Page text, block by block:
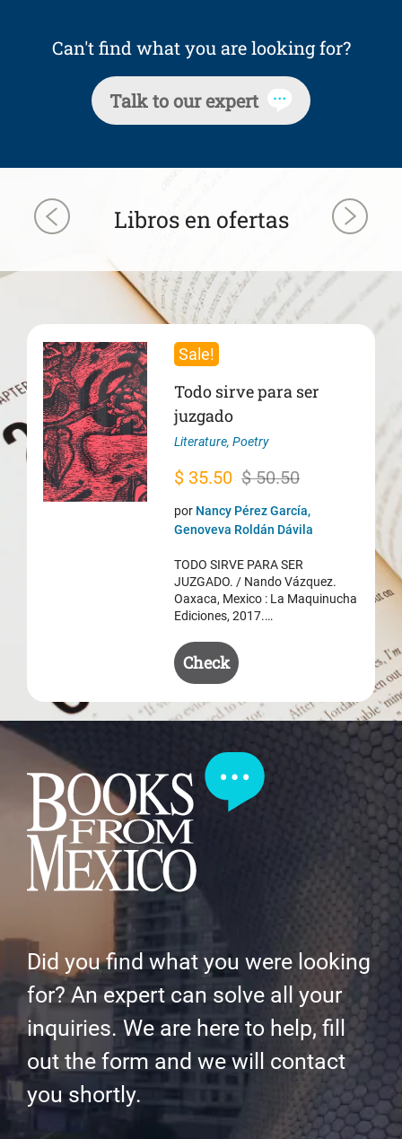
Can't find what you are looking for?
Talk to our expert
Libros en ofertas
Sale!
Todo sirve para ser
juzgado
Literature,Poetry
$50.50
Original
price
was:
$ 50.50.
$ 35.50
Current
price
is:
$ 35.50.
por Nancy Pérez García,
Genoveva Roldán Dávila
TODO SIRVE PARA SER
JUZGADO. / Nando Vázquez.
Oaxaca, Mexico : La Maquinucha
Ediciones, 2017.…
Check
Did you find what you were looking
for? An expert can solve all your
inquiries. We are here to help, fill
out the form and we will contact
you shortly.